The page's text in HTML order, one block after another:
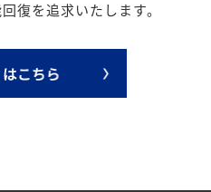
復を追求いたします。